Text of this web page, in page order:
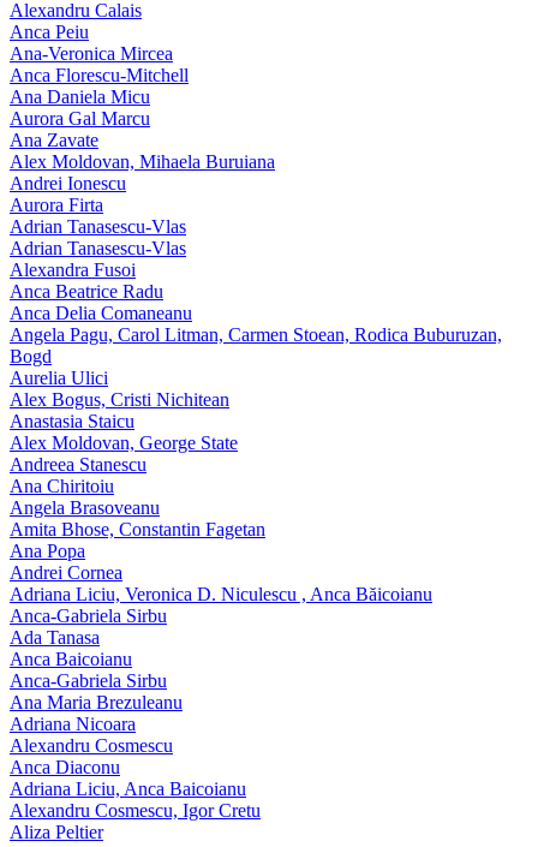
Alexandru Calais
Anca Peiu
Ana-Veronica Mircea
Anca Florescu-Mitchell
Ana Daniela Micu
Aurora Gal Marcu
Ana Zavate
Alex Moldovan, Mihaela Buruiana
Andrei Ionescu
Aurora Firta
Adrian Tanasescu‑Vlas
Adrian Tanasescu-Vlas
Alexandra Fusoi
Anca Beatrice Radu
Anca Delia Comaneanu
Angela Pagu, Carol Litman, Carmen Stoean, Rodica Buburuzan,
Bogd
Aurelia Ulici
Alex Bogus, Cristi Nichitean
Anastasia Staicu
Alex Moldovan, George State
Andreea Stanescu
Ana Chiritoiu
Angela Brasoveanu
Amita Bhose, Constantin Fagetan
Ana Popa
Andrei Cornea
Adriana Liciu, Veronica D. Niculescu , Anca Băicoianu
Anca‑Gabriela Sirbu
Ada Tanasa
Anca Baicoianu
Anca-Gabriela Sirbu
Ana Maria Brezuleanu
Adriana Nicoara
Alexandru Cosmescu
Anca Diaconu
Adriana Liciu, Anca Baicoianu
Alexandru Cosmescu, Igor Cretu
Aliza Peltier